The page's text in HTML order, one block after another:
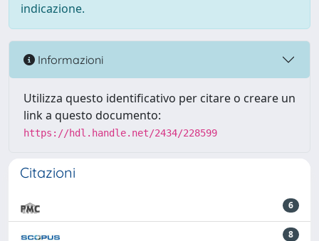
indicazione.
Informazioni
Utilizza questo identificativo per citare o creare un
link a questo documento:
https://hdl.handle.net/2434/228599
Citazioni
6
8